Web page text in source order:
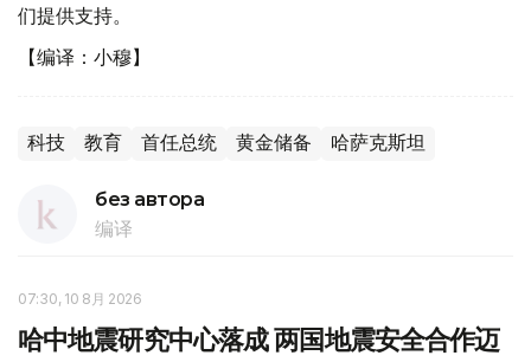
们提供支持。
【编译：小穆】
科技 教育 首任总统 黄金储备 哈萨克斯坦
без автора
编译
07:30, 10 8月 2026
哈中地震研究中心落成 两国地震安全合作迈